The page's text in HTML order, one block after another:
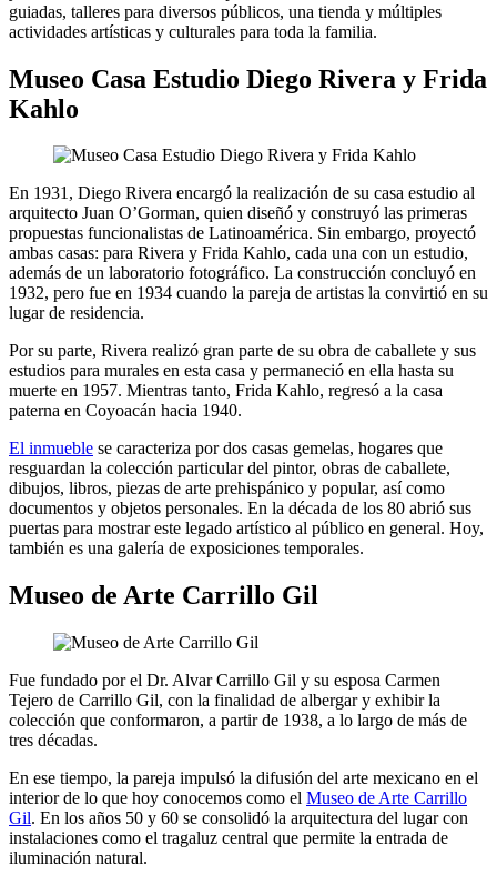
guiadas, talleres para diversos públicos, una tienda y múltiples
actividades artísticas y culturales para toda la familia.
Museo Casa Estudio Diego Rivera y Frida
Kahlo
En 1931, Diego Rivera encargó la realización de su casa estudio al
arquitecto Juan O’Gorman, quien diseñó y construyó las primeras
propuestas funcionalistas de Latinoamérica. Sin embargo, proyectó
ambas casas: para Rivera y Frida Kahlo, cada una con un estudio,
además de un laboratorio fotográfico. La construcción concluyó en
1932, pero fue en 1934 cuando la pareja de artistas la convirtió en su
lugar de residencia.
Por su parte, Rivera realizó gran parte de su obra de caballete y sus
estudios para murales en esta casa y permaneció en ella hasta su
muerte en 1957. Mientras tanto, Frida Kahlo, regresó a la casa
paterna en Coyoacán hacia 1940.
El inmueble se caracteriza por dos casas gemelas, hogares que
resguardan la colección particular del pintor, obras de caballete,
dibujos, libros, piezas de arte prehispánico y popular, así como
documentos y objetos personales. En la década de los 80 abrió sus
puertas para mostrar este legado artístico al público en general. Hoy,
también es una galería de exposiciones temporales.
Museo de Arte Carrillo Gil
Fue fundado por el Dr. Alvar Carrillo Gil y su esposa Carmen
Tejero de Carrillo Gil, con la finalidad de albergar y exhibir la
colección que conformaron, a partir de 1938, a lo largo de más de
tres décadas.
En ese tiempo, la pareja impulsó la difusión del arte mexicano en el
interior de lo que hoy conocemos como el Museo de Arte Carrillo
Gil. En los años 50 y 60 se consolidó la arquitectura del lugar con
instalaciones como el tragaluz central que permite la entrada de
iluminación natural.